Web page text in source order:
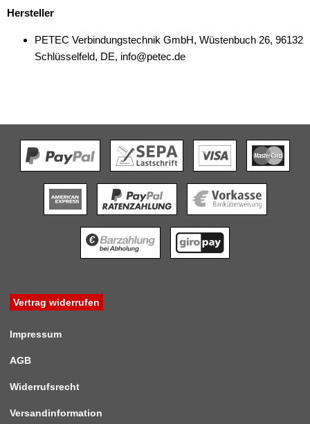
Hersteller
PETEC Verbindungstechnik GmbH, Wüstenbuch 26, 96132
Schlüsselfeld, DE, info@petec.de
Vertrag widerrufen
Impressum
AGB
Widerrufsrecht
Versandinformation